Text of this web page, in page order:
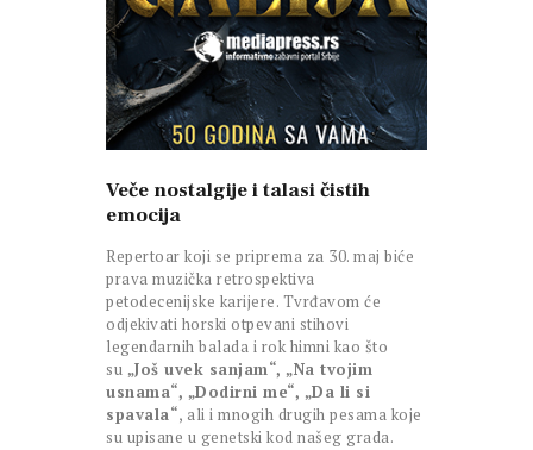
Veče nostalgije i talasi čistih
emocija
Repertoar koji se priprema za 30. maj biće
prava muzička retrospektiva
petodecenijske karijere. Tvrđavom će
odjekivati horski otpevani stihovi
legendarnih balada i rok himni kao što
su „Još uvek sanjam“, „Na tvojim
usnama“, „Dodirni me“, „Da li si
spavala“, ali i mnogih drugih pesama koje
su upisane u genetski kod našeg grada.